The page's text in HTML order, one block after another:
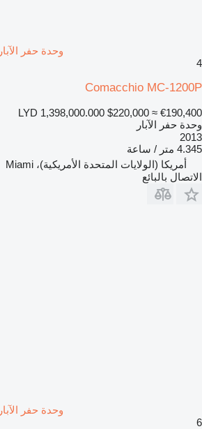
وحدة حفر الآبار Comacchio MC-1200P
4
Comacchio MC-1200P
LYD 1,398,000.000 $220,000 ≈ €190,400
وحدة حفر الآبار
2013
4.345 متر / ساعة
أمريكا (الولايات المتحدة الأمريكية)، Miami
الاتصال بالبائع
وحدة حفر الآبار Comacchio MC 28 A
6